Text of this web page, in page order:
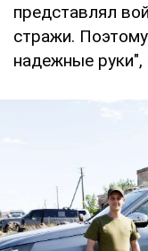
представлял
стражи.
надежные